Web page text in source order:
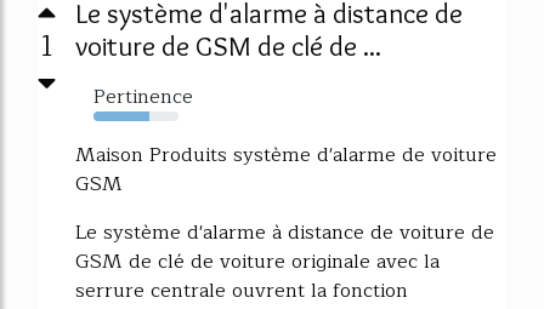
1
Le système d'alarme à distance de
voiture de GSM de clé de ...
Pertinence
65%
Maison Produits système d'alarme de voiture
GSM
Le système d'alarme à distance de voiture de
GSM de clé de voiture originale avec la
serrure centrale ouvrent la fonction